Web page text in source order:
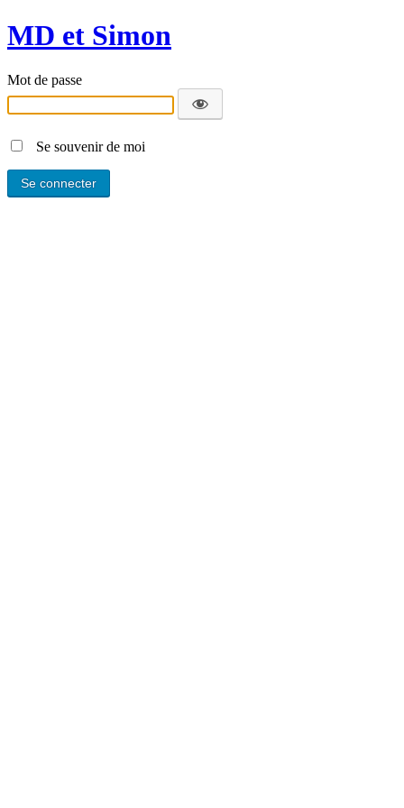
MD et Simon
Mot de passe
Se souvenir de moi